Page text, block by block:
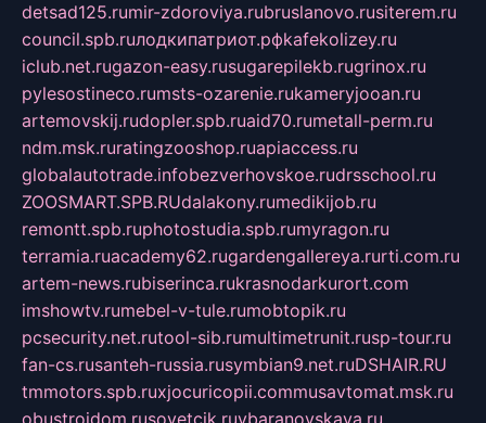
detsad125.rumir-zdoroviya.rubruslanovo.rusiterem.ru
council.spb.ruлодкипатриот.рфkafekolizey.ru
iclub.net.rugazon-easy.rusugarepilekb.rugrinox.ru
pylesostineco.rumsts-ozarenie.rukameryjooan.ru
artemovskij.rudopler.spb.ruaid70.rumetall-perm.ru
ndm.msk.ruratingzooshop.ruapiaccess.ru
globalautotrade.infobezverhovskoe.rudrsschool.ru
ZOOSMART.SPB.RUdalakony.rumedikijob.ru
remontt.spb.ruphotostudia.spb.rumyragon.ru
terramia.ruacademy62.rugardengallereya.rurti.com.ru
artem-news.rubiserinca.rukrasnodarkurort.com
imshowtv.rumebel-v-tule.rumobtopik.ru
pcsecurity.net.rutool-sib.rumultimetrunit.rusp-tour.ru
fan-cs.rusanteh-russia.rusymbian9.net.ruDSHAIR.RU
tmmotors.spb.ruxjocuricopii.commusavtomat.msk.ru